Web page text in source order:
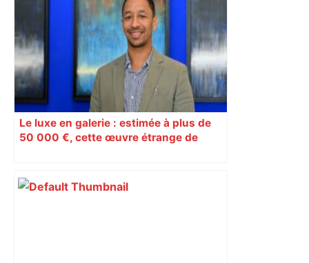
Toulouse-Lautrec façonne les icônes
de la Belle Époque – La Croix
Le luxe en galerie : estimée à plus de
50 000 €, cette œuvre étrange de